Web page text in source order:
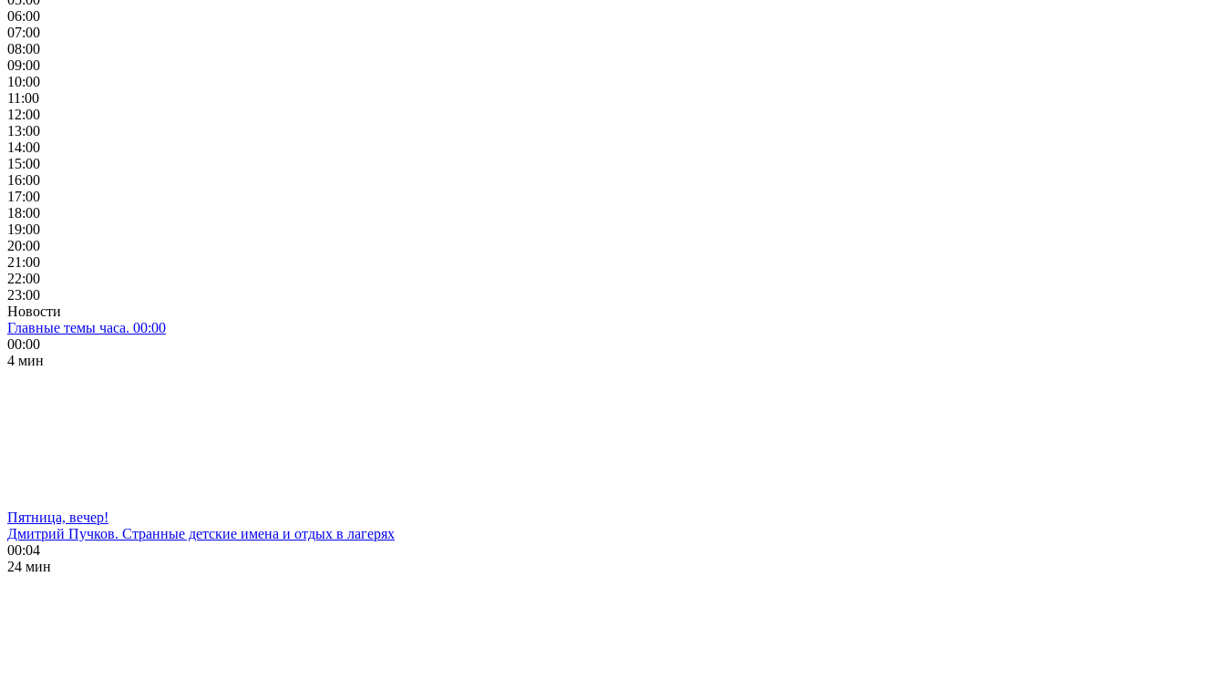
06:00
07:00
08:00
09:00
10:00
11:00
12:00
13:00
14:00
15:00
16:00
17:00
18:00
19:00
20:00
21:00
22:00
23:00
Новости
Главные темы часа. 00:00
00:00
4 мин
Пятница, вечер!
Дмитрий Пучков. Странные детские имена и отдых в лагерях
00:04
24 мин